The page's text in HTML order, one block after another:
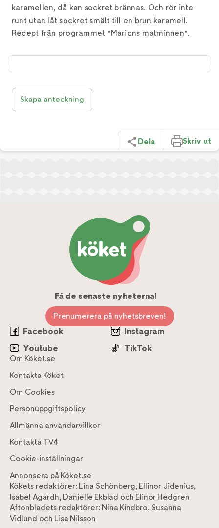
karamellen, då kan sockret brännas. Och rör inte
runt utan låt sockret smält till en brun karamell.
Recept från programmet "Marions matminnen".
Skapa anteckning
Dela Skriv ut
Få de senaste nyheterna!
Prenumerera på nyhetsbreven!
Facebook
Instagram
Youtube
TikTok
Om Köket.se
Kontakta Köket
Om Cookies
Personuppgiftspolicy
Allmänna användarvillkor
Kontakta TV4
Cookie-inställningar
Annonsera på Köket.se
Kökets redaktörer: Lina Schönberg, Ellinor Jidenius,
Isabel Agardh, Danielle Ekblad och Elinor Hedgren
Aftonbladets redaktörer: Nina Kindbro, Susanna
Vidlund och Lisa Nilsson